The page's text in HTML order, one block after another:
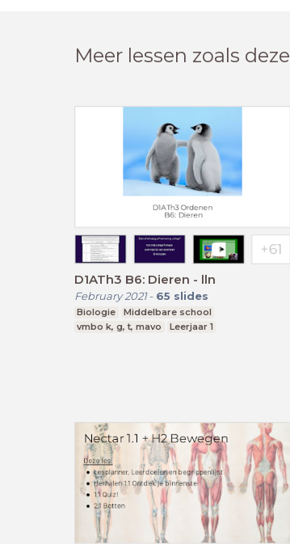
Meer lessen zoals deze
D1ATh3 B6: Dieren - lln
February 2021- 65 slides
Biologie
Middelbare school
vmbo k, g, t, mavo
Leerjaar 1